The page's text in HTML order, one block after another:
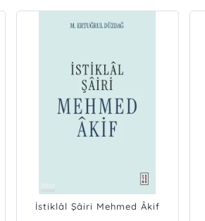
İstiklâl Şâiri Mehmed Âkif